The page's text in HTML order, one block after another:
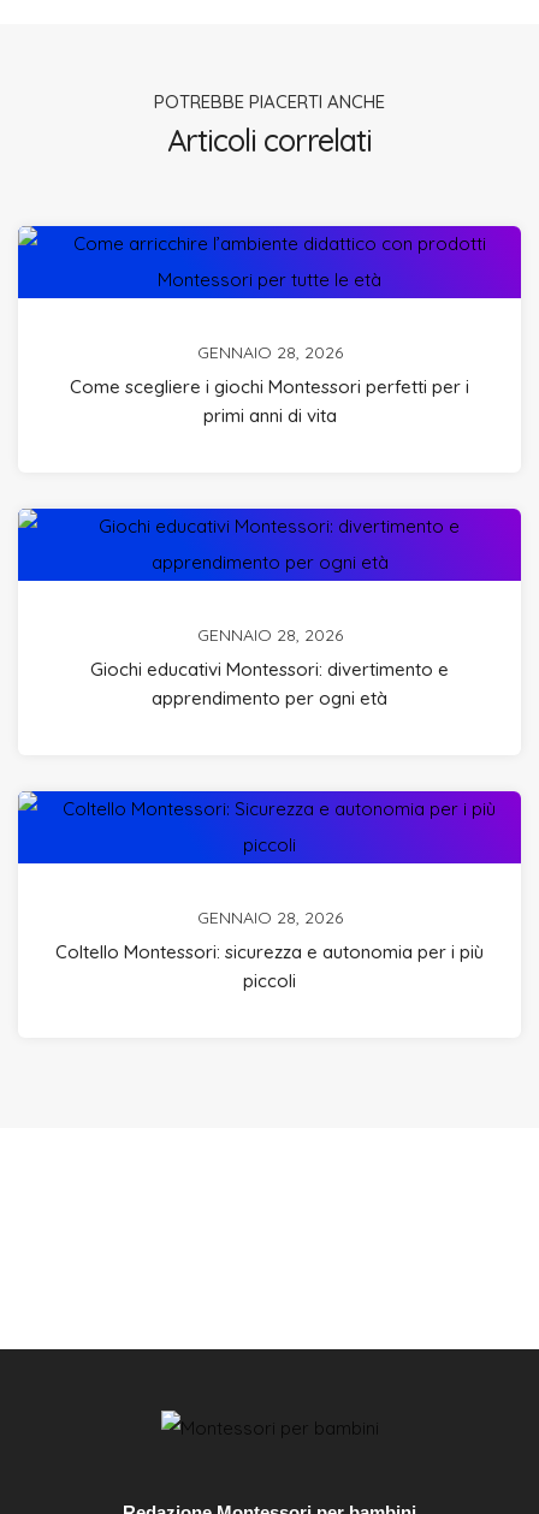
POTREBBE PIACERTI ANCHE
Articoli correlati
GENNAIO 28, 2026
Come scegliere i giochi Montessori perfetti per i
primi anni di vita
GENNAIO 28, 2026
Giochi educativi Montessori: divertimento e
apprendimento per ogni età
GENNAIO 28, 2026
Coltello Montessori: sicurezza e autonomia per i più
piccoli